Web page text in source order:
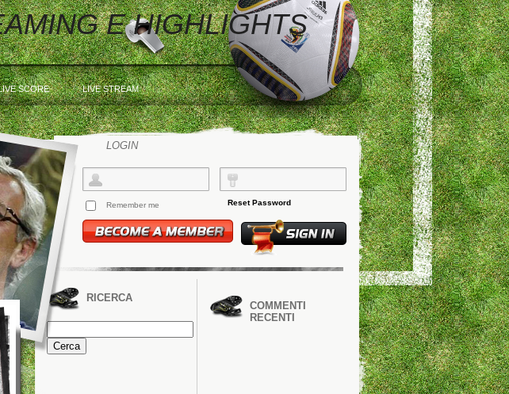
E HIGHLIGHTS
SCORE LIVE STREAM
LOGIN
Remember me Reset Password
RICERCA
Ricerca
per:
COMMENTI
RECENTI